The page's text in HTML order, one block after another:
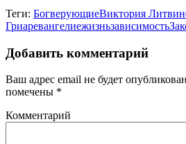
Теги: БогверующиеВиктория
Гриаревангелиежизньзависимость
Добавить комментарий
Ваш адрес email не будет
помечены *
Комментарий